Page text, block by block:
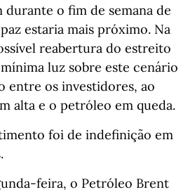
durante o fim de semana de
estaria mais próximo. Na
reabertura do estreito
luz sobre este cenário
entre os investidores, ao
alta e o petróleo em queda.
foi de indefinição em
feira, o Petróleo Brent